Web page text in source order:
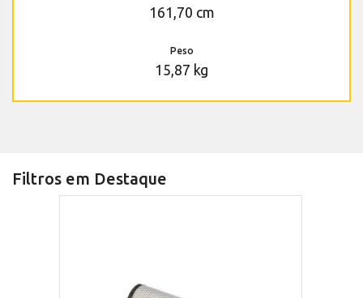
161,70 cm
Peso
15,87 kg
Filtros em Destaque